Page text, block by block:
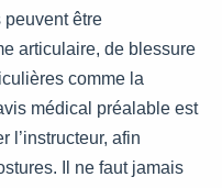
peuvent être
articulaire, de blessure
comme la
médical préalable est
l’instructeur, afin
Il ne faut jamais